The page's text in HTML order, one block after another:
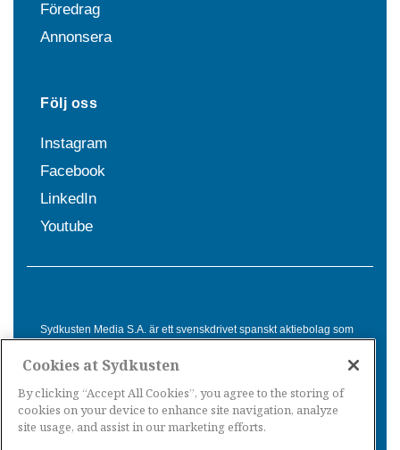
Föredrag
Annonsera
Följ oss
Instagram
Facebook
LinkedIn
Youtube
Sydkusten Media S.A. är ett svenskdrivet spanskt aktiebolag som
Spanien. Genom nyhetsbevakning av hela Spanien, med bas på
informationsförmedling för svenskar i Spanien.
Cookies at Sydkusten
By clicking “Accept All Cookies”, you agree to the storing of
cookies on your device to enhance site navigation, analyze
site usage, and assist in our marketing efforts.